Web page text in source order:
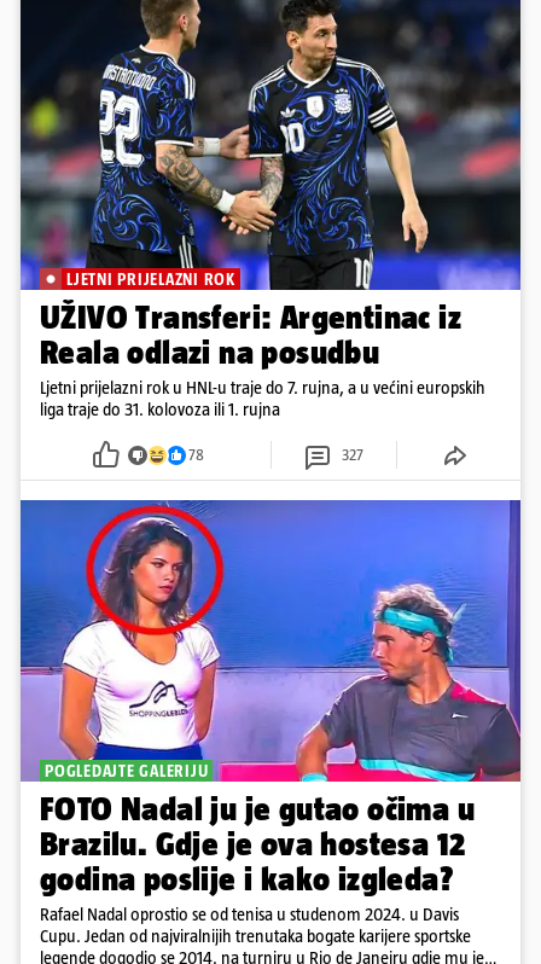
LJETNI PRIJELAZNI ROK
UŽIVO Transferi: Argentinac iz
Reala odlazi na posudbu
Ljetni prijelazni rok u HNL-u traje do 7. rujna, a u većini europskih
liga traje do 31. kolovoza ili 1. rujna
78 327
POGLEDAJTE GALERIJU
FOTO Nadal ju je gutao očima u
Brazilu. Gdje je ova hostesa 12
godina poslije i kako izgleda?
Rafael Nadal oprostio se od tenisa u studenom 2024. u Davis
Cupu. Jedan od najviralnijih trenutaka bogate karijere sportske
legende dogodio se 2014. na turniru u Rio de Janeiru gdje mu je